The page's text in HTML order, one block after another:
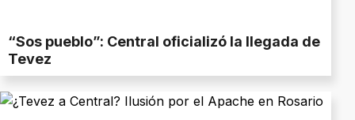
“Sos pueblo”: Central oficializó la llegada de
Tevez